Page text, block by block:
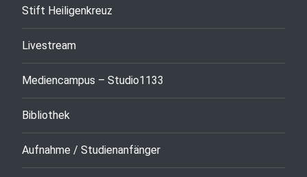
Stift Heiligenkreuz
Livestream
Mediencampus – Studio1133
Bibliothek
Aufnahme / Studienanfänger